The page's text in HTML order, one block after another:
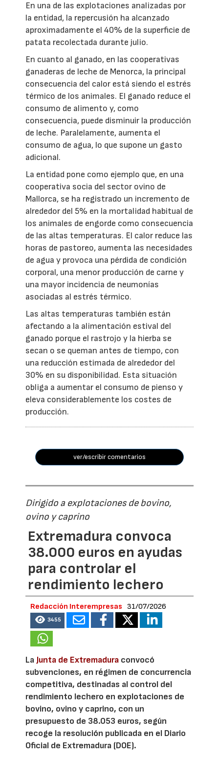
En una de las explotaciones analizadas por
la entidad, la repercusión ha alcanzado
aproximadamente el 40% de la superficie de
patata recolectada durante julio.
En cuanto al ganado, en las cooperativas
ganaderas de leche de Menorca, la principal
consecuencia del calor está siendo el estrés
térmico de los animales. El ganado reduce el
consumo de alimento y, como
consecuencia, puede disminuir la producción
de leche. Paralelamente, aumenta el
consumo de agua, lo que supone un gasto
adicional.
La entidad pone como ejemplo que, en una
cooperativa socia del sector ovino de
Mallorca, se ha registrado un incremento de
alrededor del 5% en la mortalidad habitual de
los animales de engorde como consecuencia
de las altas temperaturas. El calor reduce las
horas de pastoreo, aumenta las necesidades
de agua y provoca una pérdida de condición
corporal, una menor producción de carne y
una mayor incidencia de neumonías
asociadas al estrés térmico.
Las altas temperaturas también están
afectando a la alimentación estival del
ganado porque el rastrojo y la hierba se
secan o se queman antes de tiempo, con
una reducción estimada de alrededor del
30% en su disponibilidad. Esta situación
obliga a aumentar el consumo de pienso y
eleva considerablemente los costes de
producción.
ver/escribir comentarios
Dirigido a explotaciones de bovino,
ovino y caprino
Extremadura convoca
38.000 euros en ayudas
para controlar el
rendimiento lechero
Redacción Interempresas 31/07/2026
3455
La Junta de Extremadura convocó
subvenciones, en régimen de concurrencia
competitiva, destinadas al control del
rendimiento lechero en explotaciones de
bovino, ovino y caprino, con un
presupuesto de 38.053 euros, según
recoge la resolución publicada en el Diario
Oficial de Extremadura (DOE).